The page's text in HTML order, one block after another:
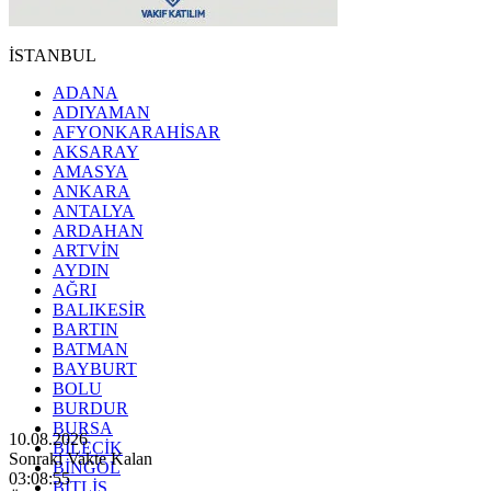
İSTANBUL
ADANA
ADIYAMAN
AFYONKARAHİSAR
AKSARAY
AMASYA
ANKARA
ANTALYA
ARDAHAN
ARTVİN
AYDIN
AĞRI
BALIKESİR
BARTIN
BATMAN
BAYBURT
BOLU
BURDUR
BURSA
BİLECİK
BİNGÖL
10.08.2026
Sonraki Vakte Kalan
03:08:53